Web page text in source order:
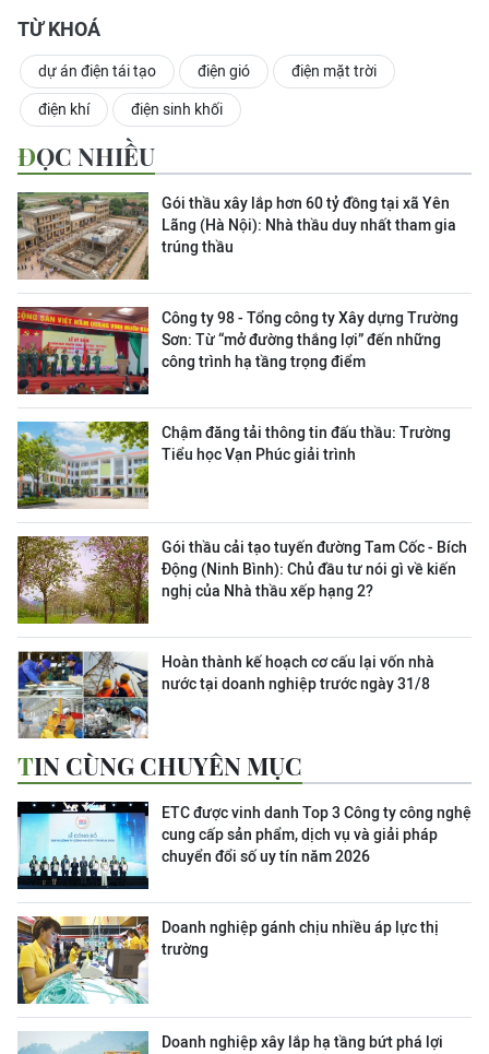
TỪ KHOÁ
dự án điện tái tạo điện gió điện mặt trời
điện khí điện sinh khối
ĐỌC NHIỀU
Gói thầu xây lắp hơn 60 tỷ đồng tại xã Yên
Lãng (Hà Nội): Nhà thầu duy nhất tham gia
trúng thầu
Công ty 98 - Tổng công ty Xây dựng Trường
Sơn: Từ “mở đường thắng lợi” đến những
công trình hạ tầng trọng điểm
Chậm đăng tải thông tin đấu thầu: Trường
Tiểu học Vạn Phúc giải trình
Gói thầu cải tạo tuyến đường Tam Cốc - Bích
Động (Ninh Bình): Chủ đầu tư nói gì về kiến
nghị của Nhà thầu xếp hạng 2?
Hoàn thành kế hoạch cơ cấu lại vốn nhà
nước tại doanh nghiệp trước ngày 31/8
TIN CÙNG CHUYÊN MỤC
ETC được vinh danh Top 3 Công ty công nghệ
cung cấp sản phẩm, dịch vụ và giải pháp
chuyển đổi số uy tín năm 2026
Doanh nghiệp gánh chịu nhiều áp lực thị
trường
Doanh nghiệp xây lắp hạ tầng bứt phá lợi